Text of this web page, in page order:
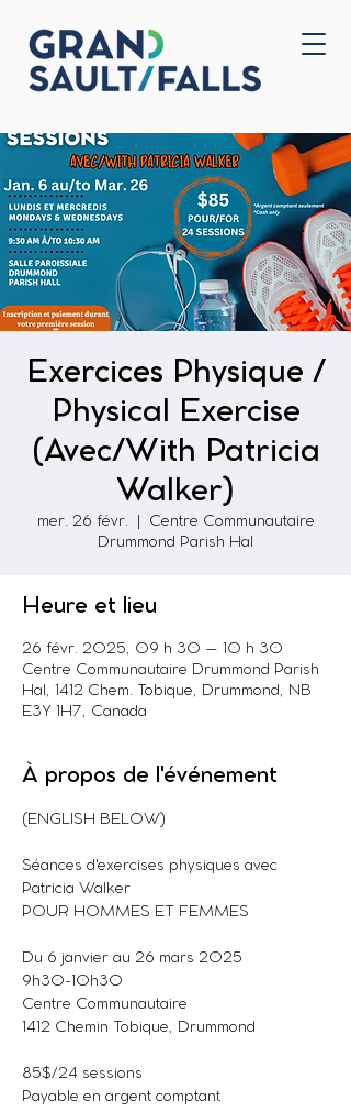
Accueil
Exercices Physique /
Physical Exercise
(Avec/With Patricia
Walker)
mer. 26 févr.
Centre Communautaire
Drummond Parish Hal
Heure et lieu
26 févr. 2025, 09 h 30 – 10 h 30
Centre Communautaire Drummond Parish
Hal, 1412 Chem. Tobique, Drummond, NB
E3Y 1H7, Canada
À propos de l'événement
(ENGLISH BELOW)
Séances d'exercises physiques avec
Patricia Walker
POUR HOMMES ET FEMMES
Du 6 janvier au 26 mars 2025
9h30-10h30
Centre Communautaire
1412 Chemin Tobique, Drummond
85$/24 sessions
Payable en argent comptant